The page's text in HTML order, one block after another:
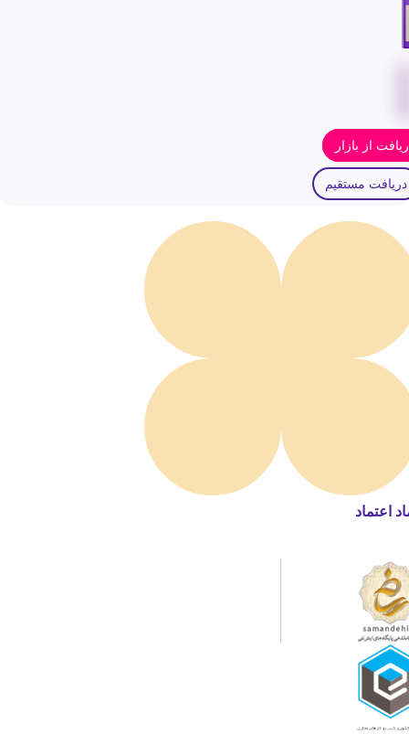
از بازار
دریافت مستقیم
اعتماد